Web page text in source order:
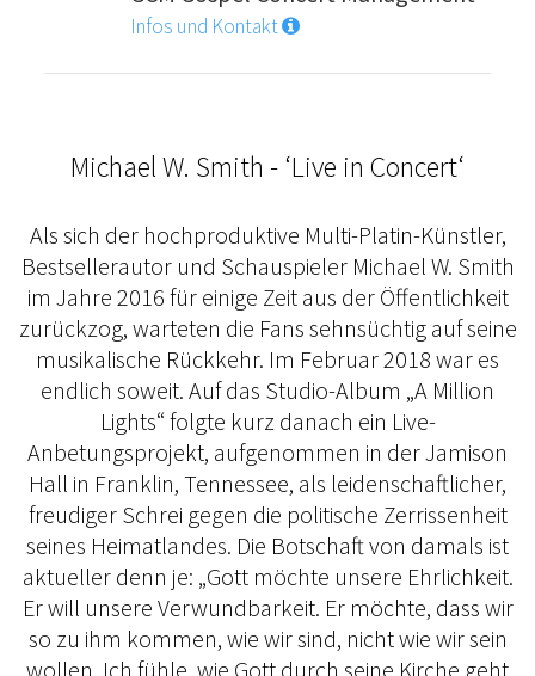
Infos und Kontakt
Michael W. Smith - ‘Live in Concert‘
Als sich der hochproduktive Multi-Platin-Künstler,
Bestsellerautor und Schauspieler Michael W. Smith
im Jahre 2016 für einige Zeit aus der Öffentlichkeit
zurückzog, warteten die Fans sehnsüchtig auf seine
musikalische Rückkehr. Im Februar 2018 war es
endlich soweit. Auf das Studio-Album „A Million
Lights“ folgte kurz danach ein Live-
Anbetungsprojekt, aufgenommen in der Jamison
Hall in Franklin, Tennessee, als leidenschaftlicher,
freudiger Schrei gegen die politische Zerrissenheit
seines Heimatlandes. Die Botschaft von damals ist
aktueller denn je: „Gott möchte unsere Ehrlichkeit.
Er will unsere Verwundbarkeit. Er möchte, dass wir
so zu ihm kommen, wie wir sind, nicht wie wir sein
wollen. Ich fühle, wie Gott durch seine Kirche geht